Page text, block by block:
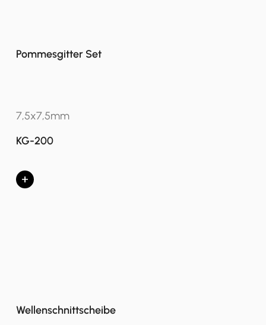
Pommesgitter Set
7,5x7,5mm
KG-200
+
Wellenschnittscheibe